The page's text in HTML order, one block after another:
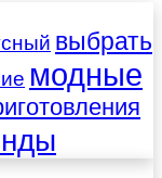
выбрать
модные